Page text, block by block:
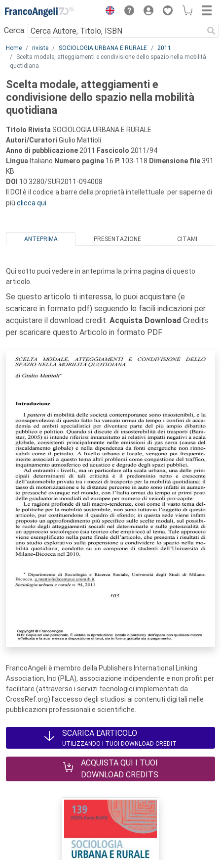
Menu
Cerca:
Main content
Home riviste SOCIOLOGIA URBANA E RURALE
2011
Scelta modale, atteggiamenti e condivisione dello spazio nella mobilità
quotidiana
Scelta modale, atteggiamenti e
condivisione dello spazio nella mobilità
quotidiana
Titolo Rivista SOCIOLOGIA URBANA E RURALE
Autori/Curatori Giulio Mattioli
Anno di pubblicazione 2011 Fascicolo 2011/94
Lingua Italiano Numero pagine 16 P. 103-118 Dimensione file 391
KB
DOI 10.3280/SUR2011-094008
Il DOI è il codice a barre della proprietà intellettuale: per saperne di
più clicca qui
ANTEPRIMA PRESENTAZIONE CITAMI
Qui sotto puoi vedere in anteprima la prima pagina di questo
articolo.
Se questo articolo ti interessa, lo puoi acquistare (e
scaricare in formato pdf) seguendo le facili indicazioni per
acquistare il download credit. Acquista Download Credits
per scaricare questo Articolo in formato PDF
FrancoAngeli è membro della Publishers International Linking
Association, Inc (PILA), associazione indipendente e non profit per
facilitare (attraverso i servizi tecnologici implementati da
CrossRef.org) l’accesso degli studiosi ai contenuti digitali nelle
pubblicazioni professionali e scientifiche.
SCARICA L'ARTICOLO
UTILIZZANDO I TUOI DOWNLOAD CREDIT
ACQUISTA QUI I TUOI
DOWNLOAD CREDITS